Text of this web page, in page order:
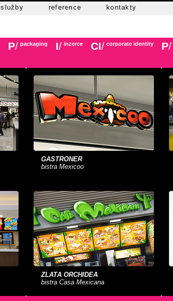
služby reference kontakty
P/ packaging I/ inzerce CI/ corporate identity P/
GASTRONER
bistra Mexicoo
ZLATÁ ORCHIDEA
bistra Casa Mexicana